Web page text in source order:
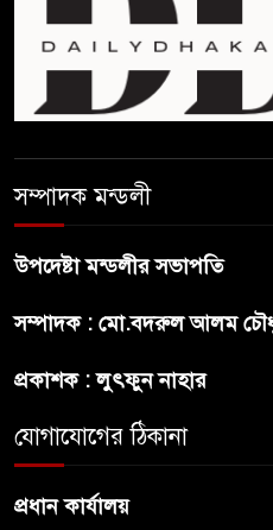
সম্পাদক মন্ডলী
উপদেষ্টা মন্ডলীর সভাপতি
সম্পাদক : মো.বদরুল আলম
প্রকাশক : লুৎফুন নাহার
যোগাযোগের ঠিকানা
প্রধান কার্যালয়